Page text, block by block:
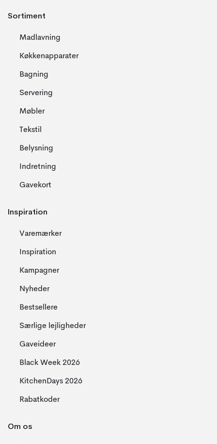
Sortiment
Madlavning
Køkkenapparater
Bagning
Servering
Møbler
Tekstil
Belysning
Indretning
Gavekort
Inspiration
Varemærker
Inspiration
Kampagner
Nyheder
Bestsellere
Særlige lejligheder
Gaveideer
Black Week 2026
KitchenDays 2026
Rabatkoder
Om os